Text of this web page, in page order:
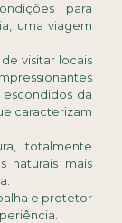
para
uma viagem
visitar locais
da
caracterizam
totalmente
naturais mais
e protetor